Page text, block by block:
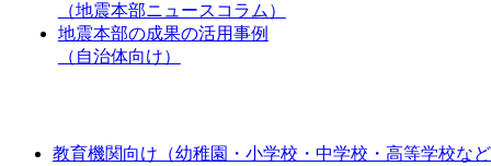
（地震本部ニュースコラム）
地震本部の成果の活用事例
（自治体向け）
教育機関向け（幼稚園・小学校・中学校・高等学校な